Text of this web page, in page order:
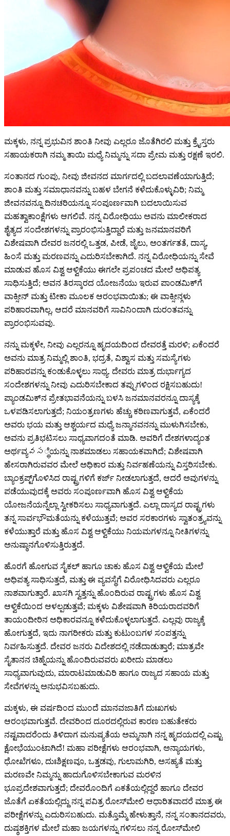
ಮಕ್ಕಳು, ನನ್ನ ಪ್ರಭುವಿನ ಶಾಂತಿ ನೀವು ಎಲ್ಲರೂ ಜೊತೆಗಿರಲಿ ಮತ್ತು ಕ್ರೈಸ್ತರು
ಸಹಾಯಕರಾಗಿ ನಮ್ಮ ತಾಯಿ ಮಧ್ಯೆ ನಿಮ್ಮನ್ನು ಸದಾ ಪ್ರೇಮ ಮತ್ತು ರಕ್ಷಣೆ ಇರಲಿ.
ಸಂತಾನದ ಗುಂಪು, ನೀವು ಜೀವನದ ಮಾರ್ಗದಲ್ಲಿ ಬದಲಾವಣೆಯಾಗುತ್ತಿದೆ;
ಶಾಂತಿ ಮತ್ತು ಸಮಾಧಾನವನ್ನು ಬಹಳ ಬೇಗನೆ ಕಳೆದುಕೊಳ್ಳುವಿರಿ; ನಿಮ್ಮ
ಜೀವನವನ್ನೂ ದಿನಚರಿಯನ್ನೂ ಸಂಪೂರ್ಣವಾಗಿ ಬದಲಾಯಿಸುವ
ಮಹತ್ವಾಕಾಂಕ್ಷೆಗಳು ಆಗಲಿವೆ. ನನ್ನ ವಿರೋಧಿಯು ಅವನು ಮಾಲೀಕರಾದ
ಶೈತ್ಯದ ಸಂದೇಶಗಳನ್ನು ಪ್ರಾರಂಭಿಸುತ್ತಿದ್ದಾರೆ ಮತ್ತು ಜನಮಾನವರಿಗೆ
ವಿಶೇಷವಾಗಿ ದೇವರ ಜನರಲ್ಲಿ ಒತ್ತಡ, ಪೀಡೆ, ಜೈಲು, ಅಂತರ್ಗತತೆ, ದಾಸ್ಯ,
ಹಿಂಸೆ ಮತ್ತು ಮರಣವನ್ನು ಎದುರಿಸಬೇಕಾಗಿದೆ. ನನ್ನ ವಿರೋಧಿಯನ್ನು ಸೇವೆ
ಮಾಡುವ ಹೊಸ ವಿಶ್ವ ಆಳ್ವಿಕೆಯು ಈಗಲೇ ಪ್ರಪಂಚದ ಮೇಲೆ ಅಧಿಪತ್ಯ
ಸಾಧಿಸುತ್ತಿದೆ; ಅವನ ತಿರಸ್ಕಾರದ ಯೋಜನೆಯು ಇರುವ ಪಾಂಡಮಿಕ್‌ಗೆ
ವಾಕ್ಸೀನ್ ಮತ್ತು ಟೀಕಾ ಮೂಲಕ ಆರಂಭವಾಯಿತು; ಈ ವಾಕ್ಸೀನ್ಗಳು
ಪರಿಹಾರವಾಗಿಲ್ಲ, ಆದರೆ ಮಾನವರಿಗೆ ಸಾವಿನಿಂದಾಗಿ ದುರಂತವನ್ನು
ಪ್ರಾರಂಭಿಸುವವು.
ನನ್ನು ಮಕ್ಕಳೇ, ನೀವು ಎಲ್ಲರನ್ನೂ ಹೃದಯದಿಂದ ದೇವರತ್ತೆ ಮರಳಿ; ಏಕೆಂದರೆ
ಅವನು ಮಾತ್ರ ನಿಮ್ಮಲ್ಲಿ ಶಾಂತಿ, ಭದ್ರತೆ, ವಿಶ್ವಾಸ ಮತ್ತು ಸಮಸ್ಯೆಗಳು
ಪರಿಹಾರವನ್ನು ಕಂಡುಕೊಳ್ಳಲು ಸಾಧ್ಯ. ದೇವರು ಮಾತ್ರ ದುರ್ಭಾಗ್ಯದ
ಸಂದೇಶಗಳನ್ನು ನೀವು ಎದುರಿಸಬೇಕಾದ ತಪ್ಪುಗಳಿಂದ ರಕ್ಷಿಸಬಹುದು!
ಪ್ಯಾಂಡಮಿಕ್‌ನ ಪ್ರೇತಭಾವನೆಯನ್ನು ಬಳಸಿ ಜನಮಾನವರನ್ನೂ ದಾಸ್ಯಕ್ಕೆ
ಒಳಪಡಿಸಲಾಗುತ್ತದೆ; ನಿಯಂತ್ರಣಗಳು ಹೆಚ್ಚು ಕಠಿಣವಾಗುತ್ತವೆ, ಏಕೆಂದರೆ
ಅವರು ಭಯ ಮತ್ತು ಆಶ್ಚರ್ಯದ ಮಧ್ಯೆ ಜನ್ಮಾನವನನ್ನು ಮುಳುಗಿಸಬೇಕು,
ಅವನು ಪ್ರತಿಭಟಿಸಲು ಸಾಧ್ಯವಾಗದಂತೆ ಮಾಡಿ. ಅವರಿಗೆ ದೇಶಗಳಾದ್ಯಂತ
ಅರ್ಥವ್ಯవస್ಥೆಯನ್ನು ನಾಶಮಾಡಲು ಸಹಾಯಕವಾಗಿದೆ; ವಿಶೇಷವಾಗಿ
ಹೇಸರಾಗಿರುವವರ ಮೇಲೆ ಅಧಿಕಾರ ಮತ್ತು ನಿರ್ವಹಣೆಯನ್ನು ವಿಸ್ತರಿಸಬೇಕು.
ಬ್ಯಾಂಕ್ರಪ್ಟ್‌ಗೊಳಿಸಿದ ರಾಷ್ಟ್ರಗಳಿಗೆ ಕರ್ಜ್ ನೀಡಲಾಗುತ್ತದೆ, ಆದರೆ ಅವುಗಳನ್ನು
ಪಡೆಯುವುದಕ್ಕೆ ಅವರು ಸಂಪೂರ್ಣವಾಗಿ ಹೊಸ ವಿಶ್ವ ಆಳ್ವಿಕೆಯ
ಯೋಜನೆಯನ್ನೆಲ್ಲಾ ಸ್ವೀಕರಿಸಲು ಸಾಧ್ಯವಾಗುತ್ತದೆ. ಎಲ್ಲಾ ದಾಸ್ಯದ ರಾಷ್ಟ್ರಗಳು
ತನ್ನ ಸಾರ್ವಭೌಮತೆಯನ್ನು ಕಳೆಯುತ್ತವೆ; ಅವರ ಸರಕಾರಗಳು ಸ್ವಾತಂತ್ರ್ಯವನ್ನು
ಕಳೆಯುತ್ತಾರೆ ಮತ್ತು ಹೊಸ ವಿಶ್ವ ಆಳ್ವಿಕೆಯು ನಿಯಮಗಳನ್ನೂ ನೀತಿಗಳನ್ನು
ಅನುಷ್ಠಾನಗೊಳಿಸುತ್ತಿರುತ್ತದೆ.
ಹೊರಗೆ ಹೋಗುವ ಸೈಕಲ್‌ ಹಾಗೂ ಚಾಕು ಹೊಸ ವಿಶ್ವ ಆಳ್ವಿಕೆಯ ಮೇಲೆ
ಅಧಿಪತ್ಯ ಸಾಧಿಸುತ್ತದೆ, ಮತ್ತು ಈ ವ್ಯವಸ್ಥೆಗೆ ವಿರೋಧಿಸಿದವರು ಎಲ್ಲರೂ
ನಾಶವಾಗುತ್ತಾರೆ. ಖಾಸಗಿ ಸ್ವತ್ತನ್ನು ಹೊಂದಿರುವ ರಾಷ್ಟ್ರಗಳು ಹೊಸ ವಿಶ್ವ
ಆಳ್ವಿಕೆಯಿಂದ ಆಳಲ್ಪಡುತ್ತವೆ; ಮಕ್ಕಳು ವಿಶೇಷವಾಗಿ ಕಿರಿಯರಾದವರಿಗೆ
ತಾಯಂದೀರಿನ ಅಧಿಕಾರವನ್ನೂ ಕಳೆದುಕೊಳ್ಳಲಾಗುತ್ತದೆ. ಎಲ್ಲವು ರಾಜ್ಯಕ್ಕೆ
ಹೋಗುತ್ತದೆ, ಇದು ನಾಗರೀಕರು ಮತ್ತು ಕುಟುಂಬಗಳ ಸಂಪತ್ತನ್ನು
ನಿರ್ವಹಿಸುತ್ತದೆ. ದೇವರ ಜನರು ವಿದೇಶದಲ್ಲಿ ನಡೆದಾಡುತ್ತಾರೆ; ಮಾತ್ರವೇ
ಸೈತಾನನ ಚಿಹ್ನೆಯನ್ನು ಹೊಂದಿರುವವರು ಖರೀದು ಮಾಡಲು
ಸಾಧ್ಯವಾಗುವುದು, ಮಾರಾಟಮಾಡುವಿರಿ ಹಾಗೂ ರಾಜ್ಯದ ಸಹಾಯ ಮತ್ತು
ಸೇವೆಗಳನ್ನು ಅನುಭವಿಸಬಹುದು.
ಮಕ್ಕಳು, ಈ ವರ್ಷದಿಂದ ಮುಂದೆ ಮಾನವಜಾತಿಗೆ ದುಃಖಗಳು
ಆರಂಭವಾಗುತ್ತವೆ. ದೇವರಿಂದ ದೂರದಲ್ಲಿರುವ ಕಾರಣ ಬಹುತೇಕರು
ನಷ್ಟವಾದರೆಂದು ತಿಳಿದಾಗ ಮನುಷ್ಯತೆಯ ಅಮ್ಮನಾಗಿ ನನ್ನ ಹೃದಯದಲ್ಲಿ ಎಷ್ಟು
ಕ್ಷೋಭೆಯುಂಟಾಗಿದೆ! ಮಹಾ ಪರೀಕ್ಷೆಗಳು ಆರಂಭವಾಗಿ, ಅನ್ಯಾಯಗಳು,
ಧೋಖೆಗಳೂ, ದುಃಶಿಕ್ಷಣವೂ, ಒತ್ತಡವು, ಗುಲಾಮಗಿರಿ, ಅಸಹ್ಯತೆ ಮತ್ತು
ಮರಣವೇ ನಿಮ್ಮನ್ನು ಹಾದುಗೊಳಿಸಬೇಕಾಗುವ ಮರಳಿನ
ಭೂಪ್ರದೇಶವಾಗುತ್ತದೆ; ದೇವರೊಂದಿಗೆ ಏಕತೆಯಲ್ಲಿದ್ದರೆ ಹಾಗೂ ದೇವರ
ಜೊತೆಗೆ ಏಕತೆಯಲ್ಲಿದ್ದು ನನ್ನ ಪವಿತ್ರ ರೋಸ್‌ಮೇಲಿ ಆಧಾರಿತವಾದರೆ ಮಾತ್ರ ಈ
ಪರೀಕ್ಷೆಗಳನ್ನು ಎದುರಿಸಬಹುದು. ಮತ್ತೊಮ್ಮೆ ಹೇಳುತ್ತಾನೆ, ನನ್ನ ಸಂತಾನದವರು,
ದುಷ್ಠಶಕ್ತಿಗಳ ಮೇಲೆ ಮಹಾ ಜಯಗಳನ್ನು ಗಳಿಸಲು ನನ್ನ ರೋಸ್‌ಮೇಲಿ